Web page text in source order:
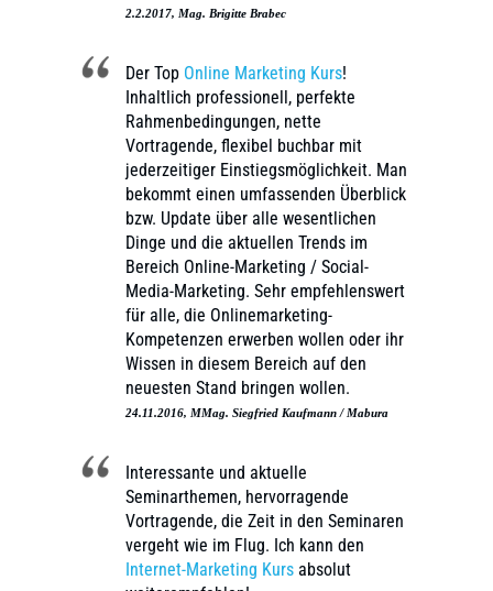
2.2.2017, Mag. Brigitte Brabec
Der Top Online Marketing Kurs!
Inhaltlich professionell, perfekte
Rahmenbedingungen, nette
Vortragende, flexibel buchbar mit
jederzeitiger Einstiegsmöglichkeit. Man
bekommt einen umfassenden Überblick
bzw. Update über alle wesentlichen
Dinge und die aktuellen Trends im
Bereich Online-Marketing / Social-
Media-Marketing. Sehr empfehlenswert
für alle, die Onlinemarketing-
Kompetenzen erwerben wollen oder ihr
Wissen in diesem Bereich auf den
neuesten Stand bringen wollen.
24.11.2016, MMag. Siegfried Kaufmann / Mabura
Interessante und aktuelle
Seminarthemen, hervorragende
Vortragende, die Zeit in den Seminaren
vergeht wie im Flug. Ich kann den
Internet-Marketing Kurs absolut